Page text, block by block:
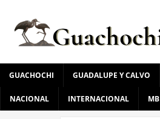
GUACHOCHI GUADALUPE Y CALVO
NACIONAL INTERNACIONAL MB